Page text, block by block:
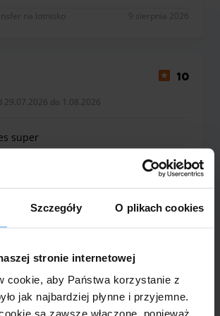
Szczegóły O plikach cookies
stronie internetowej
cookie, aby Państwa korzystanie z
jak najbardziej płynne i przyjemne.
są zawsze włączone, ponieważ
na lotnisko 9 sierpnia 2026
10
do 1.08.2026
super
10